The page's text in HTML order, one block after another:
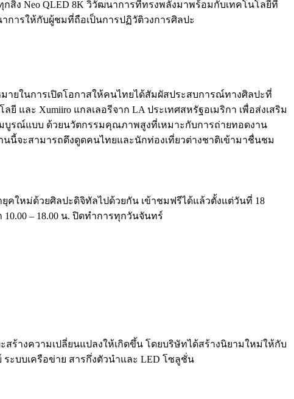
ง Neo QLED 8K วิวัฒนาการที่ทรงพลังมาพร้อมกับเทคโนโลยีที่
การให้กับผู้ชมที่ถือเป็นการปฏิวัติวงการศิลปะ
มายในการเปิดโอกาสให้คนไทยได้สัมผัสประสบการณ์ทางศิลปะที่
และ Xumiiro แกลเลอรีจาก LA ประเทศสหรัฐอเมริกา เพื่อส่งเสริม
บูรณ์แบบ ด้วยนวัตกรรมคุณภาพสูงที่เหมาะกับการถ่ายทอดงาน
นนี้จะสามารถดึงดูดคนไทยและนักท่องเที่ยวต่างชาติเข้ามาชื่นชม
ใหม่ด้วยศิลปะดิจิทัลไปด้วยกัน เข้าชมฟรีได้แล้วตั้งแต่วันที่ 18
– 18.00 น. ปิดทำการทุกวันจันทร์
ร้างความเปลี่ยนแปลงให้เกิดขึ้น โดยบริษัทได้สร้างนิยามใหม่ให้กับ
ะบบเครือข่าย สารกึ่งตัวนำและ LED โซลูชั่น